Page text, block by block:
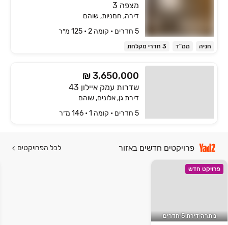
מצפה 3
דירה, חמניות, שוהם
5 חדרים • קומה ‎2‏ • 125 מ״ר
חניה ממ"ד 3 חדרי מקלחת
₪ 3,650,000
שדרות עמק איילון 43
דירת גן, אלונים, שוהם
5 חדרים • קומה ‎1‏ • 146 מ״ר
פרויקטים חדשים באזור לכל הפרויקטים
פרויקט חדש
נותרה דירת 5 חדרים